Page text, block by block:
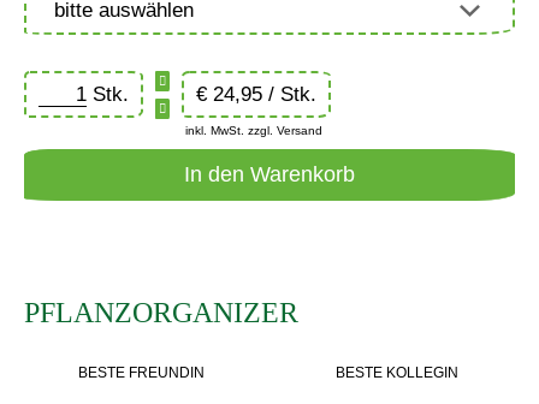
Stk. € 24,95 / Stk.
inkl. MwSt. zzgl. Versand
PFLANZORGANIZER
BESTE FREUNDIN BESTE KOLLEGIN